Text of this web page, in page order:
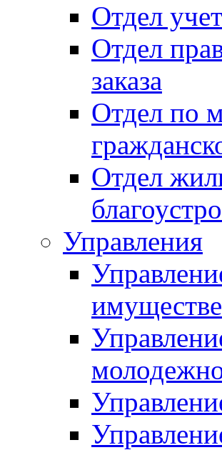
Отдел
Отдел
заказа
Отдел по
Отдел
Управления